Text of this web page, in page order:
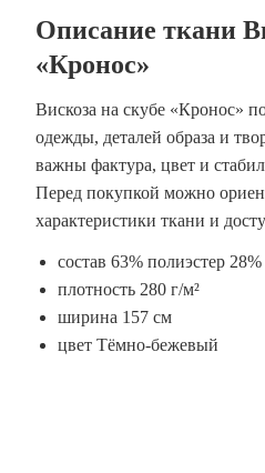
Описание ткани
«Кронос»
Вискоза на скубе «Кронос»
одежды, деталей образа и
важны фактура, цвет и
Перед покупкой можно
характеристики ткани и
состав 63% полиэстер
плотность 280 г/м²
ширина 157 см
цвет Тёмно-бежевый